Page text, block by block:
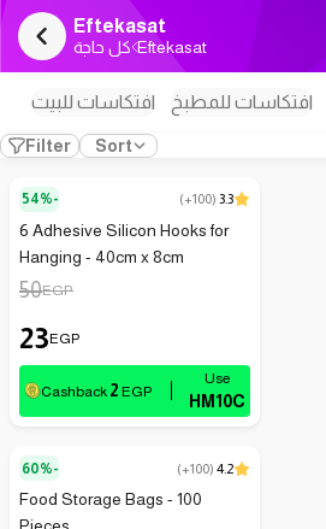
Eftekasat
كل حاجة Eftekasat
افتكاسات للبيت افتكاسات للمطبخ
Filter Sort
54%- (+100) 3.3
6 Adhesive Silicon Hooks for
Hanging - 40cm x 8cm
50EGP
23EGP
Cashback 2 EGP HM10C
60%- (+100) 4.2
Food Storage Bags - 100